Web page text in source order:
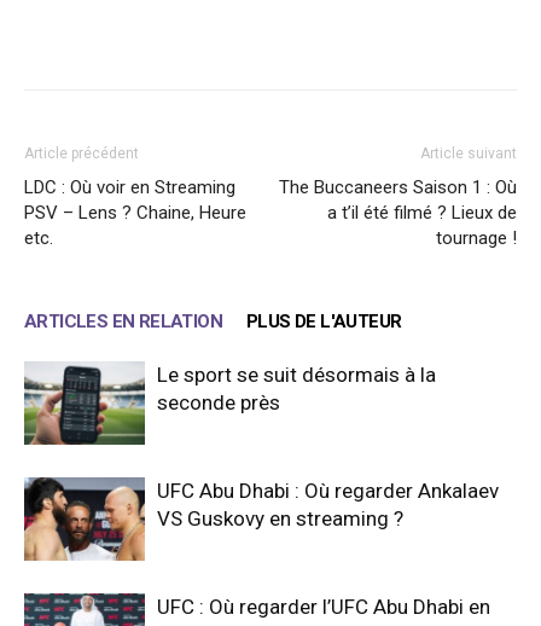
Article précédent
LDC : Où voir en Streaming
PSV – Lens ? Chaine, Heure
etc.
Article suivant
The Buccaneers Saison 1 : Où
a t’il été filmé ? Lieux de
tournage !
ARTICLES EN RELATION PLUS DE L'AUTEUR
Le sport se suit désormais à la
seconde près
UFC Abu Dhabi : Où regarder Ankalaev
VS Guskovy en streaming ?
UFC : Où regarder l’UFC Abu Dhabi en